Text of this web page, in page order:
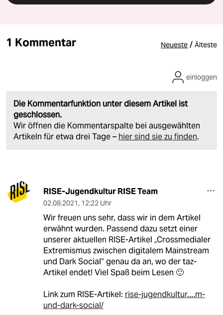
1 Kommentar Neueste / Älteste
Die Kommentarfunktion unter diesem Artikel ist
geschlossen.
Wir öffnen die Kommentarspalte bei ausgewählten
Artikeln für etwa drei Tage – hier sind sie zu finden.
einloggen
RISE-Jugendkultur RISE Team
02.08.2021, 12:22 Uhr
Wir freuen uns sehr, dass wir in dem Artikel
erwähnt wurden. Passend dazu setzt einer
unserer aktuellen RISE-Artikel „Crossmedialer
Extremismus zwischen digitalem Mainstream
und Dark Social“ genau da an, wo der taz-
Artikel endet! Viel Spaß beim Lesen 🙂
Link zum RISE-Artikel: rise-jugendkultur....m-
und-dark-social/